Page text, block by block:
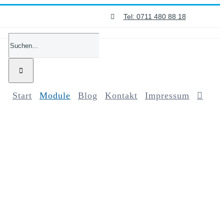
Tel: 0711 480 88 18
Start Module Blog Kontakt Impressum